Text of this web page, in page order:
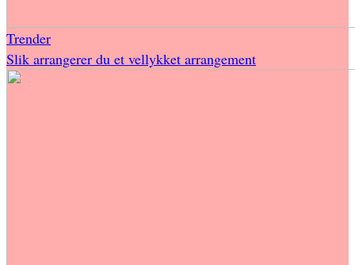
Trender
Slik arrangerer du et vellykket arrangement